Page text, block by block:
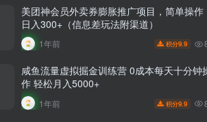
美团神会员外卖券膨胀推广项目，简单操作
日入300+（信息差玩法附渠道）
1年前 积分9.9
咸鱼流量虚拟掘金训练营 0成本每天十分钟
作 轻松月入5000+
1年前 积分9.9